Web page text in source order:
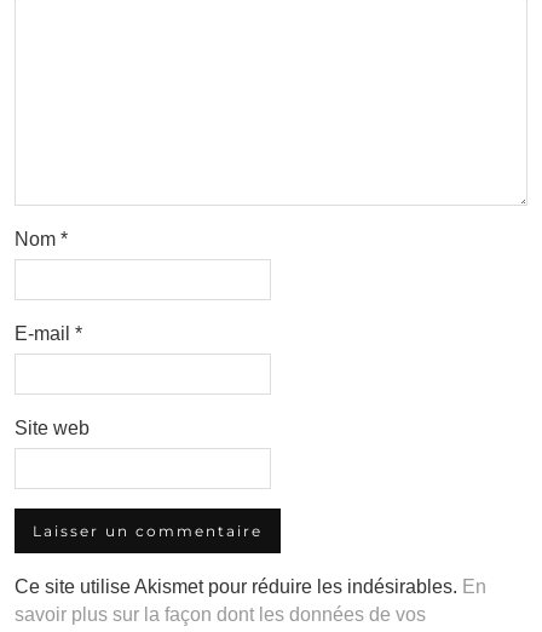
Nom *
E-mail *
Site web
Ce site utilise Akismet pour réduire les indésirables. En
savoir plus sur la façon dont les données de vos